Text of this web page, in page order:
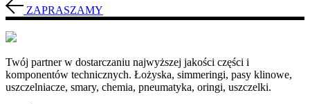
ZAPRASZAMY
Twój partner w dostarczaniu najwyższej jakości części i
komponentów technicznych. Łożyska, simmeringi, pasy klinowe,
uszczelniacze, smary, chemia, pneumatyka, oringi, uszczelki.